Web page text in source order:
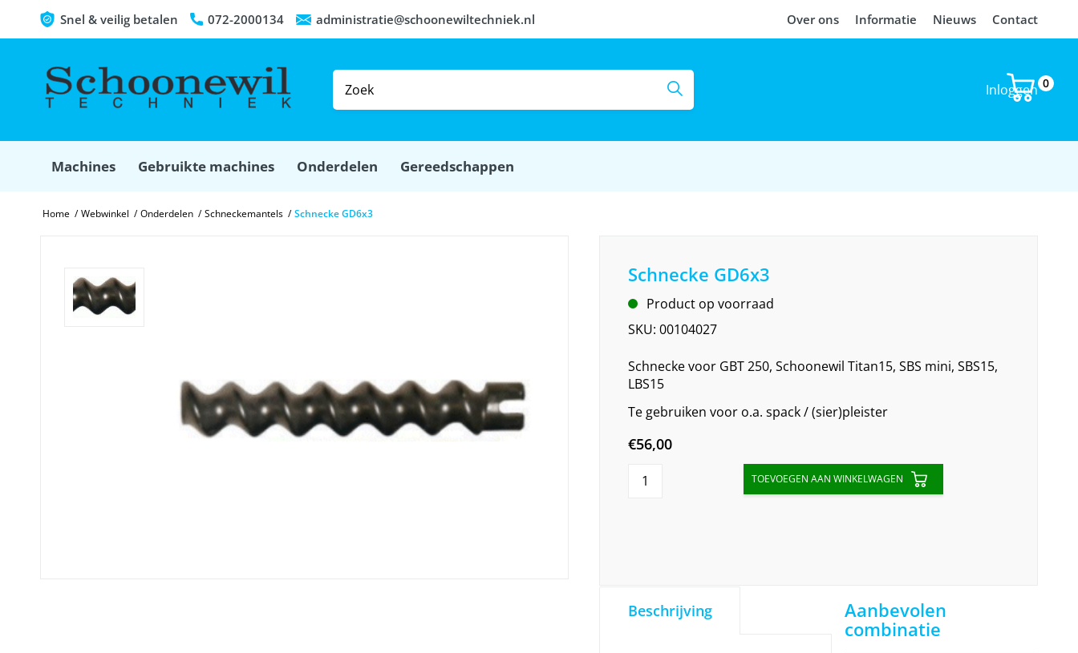
Over ons Informatie Nieuws Contact
Snel & veilig betalen 072-2000134 administratie@schoonewiltechniek.nl
0
Inloggen
Machines Gebruikte machines Onderdelen Gereedschappen
Home / Webwinkel / Onderdelen / Schneckemantels / Schnecke GD6x3
Schnecke GD6x3
Product op voorraad
SKU: 00104027
Schnecke voor GBT 250, Schoonewil Titan15, SBS mini, SBS15,
LBS15
Te gebruiken voor o.a. spack / (sier)pleister
€56,00
TOEVOEGEN AAN WINKELWAGEN
Beschrijving
Aanbevolen
combinatie